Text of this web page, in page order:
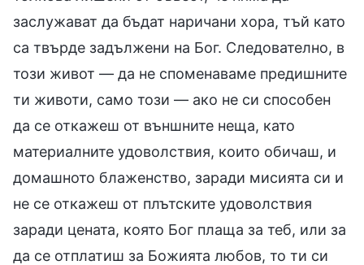
заслужават да бъдат наричани хора, тъй като
са твърде задължени на Бог. Следователно, в
този живот — да не споменаваме предишните
ти животи, само този — ако не си способен
да се откажеш от външните неща, като
материалните удоволствия, които обичаш, и
домашното блаженство, заради мисията си и
не се откажеш от плътските удоволствия
заради цената, която Бог плаща за теб, или за
да се отплатиш за Божията любов, то ти си